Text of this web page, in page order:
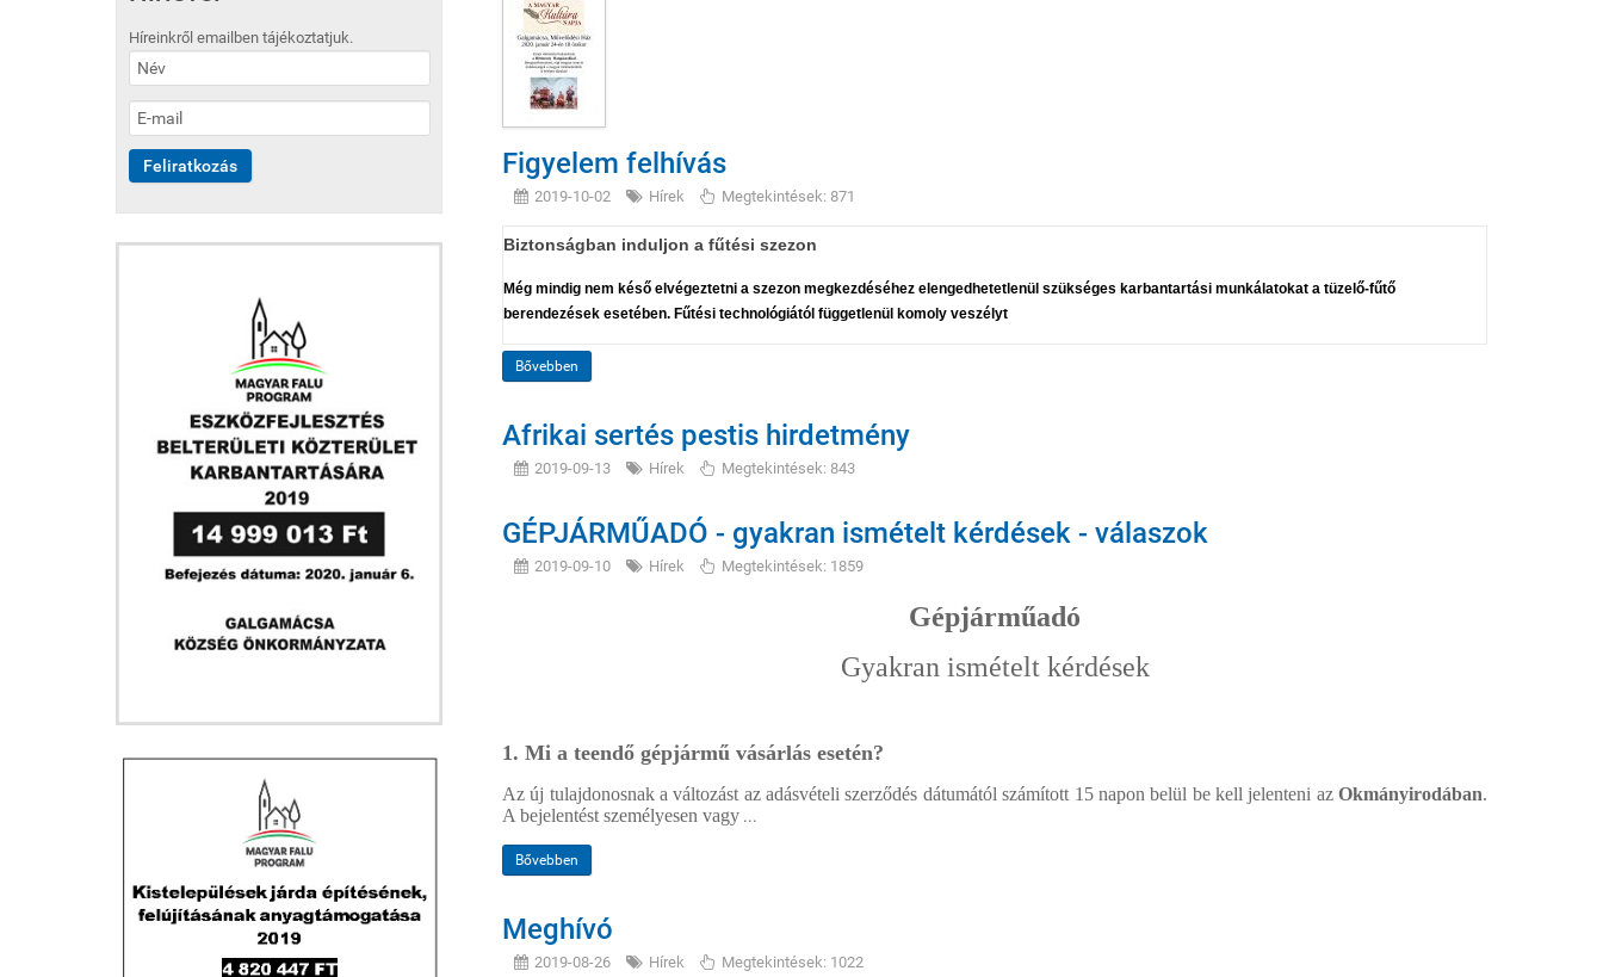
Híreinkről emailben tájékoztatjuk.
Figyelem felhívás
2019-10-02 Hírek Megtekintések: 871
Biztonságban induljon a fűtési szezon
Még mindig nem késő elvégeztetni a szezon megkezdéséhez elengedhetetlenül szükséges karbantartási munkálatokat a tüzelő-fűtő
berendezések esetében. Fűtési technológiától függetlenül komoly veszélyt
Bővebben
Afrikai sertés pestis hirdetmény
2019-09-13 Hírek Megtekintések: 843
GÉPJÁRMŰADÓ - gyakran ismételt kérdések - válaszok
2019-09-10 Hírek Megtekintések: 1859
Gépjárműadó
Gyakran ismételt kérdések
1. Mi a teendő gépjármű vásárlás esetén?
Az új tulajdonosnak a változást az adásvételi szerződés dátumától számított 15 napon belül be kell jelenteni az Okmányirodában.
A bejelentést személyesen vagy ...
Bővebben
Meghívó
2019-08-26 Hírek Megtekintések: 1022